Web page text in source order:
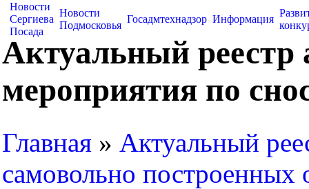
Новости
Сергиева
Посада
Новости
Подмосковья
Госадмтехнадзор Информация
Актуальный реестр
мероприятия по
Главная » Актуальный
самовольно построенных